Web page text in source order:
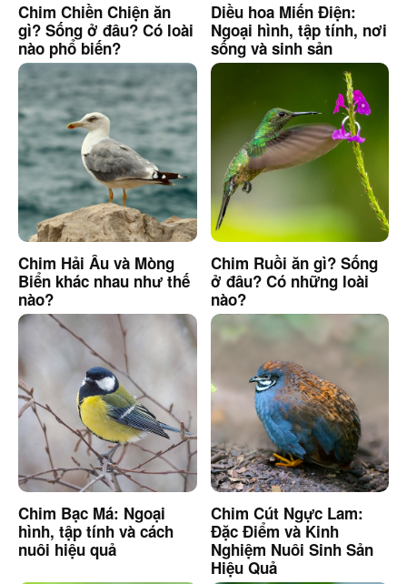
Chim Chiền Chiện ăn
gì? Sống ở đâu? Có loài
nào phổ biến?
Diều hoa Miến Điện:
Ngoại hình, tập tính, nơi
sống và sinh sản
Chim Hải Âu và Mòng
Biển khác nhau như thế
nào?
Chim Ruồi ăn gì? Sống
ở đâu? Có những loài
nào?
Chim Bạc Má: Ngoại
hình, tập tính và cách
nuôi hiệu quả
Chim Cút Ngực Lam:
Đặc Điểm và Kinh
Nghiệm Nuôi Sinh Sản
Hiệu Quả